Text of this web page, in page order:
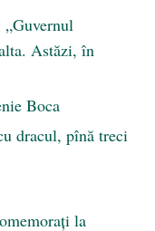
Astăzi, în
Boca
dracul, pînă treci
la